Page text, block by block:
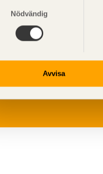
Nödvändig
Avvisa